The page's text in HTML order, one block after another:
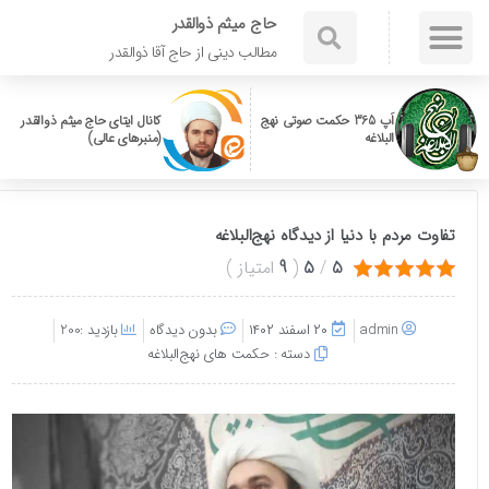
حاج میثم ذوالقدر
مطالب دینی از حاج آقا ذوالقدر
اَپ 365 حکمت صوتی نهج
البلاغه
کانال ایتای حاج میثم ذوالقدر
(منبرهای عالی)
تفاوت مردم با دنیا از دیدگاه نهج‌البلاغه
5
/
5
(
9 امتیاز)
admin ۲۰ اسفند ۱۴۰۲ بدون دیدگاه
بازدید :200
دسته :حکمت های نهج‌البلاغه